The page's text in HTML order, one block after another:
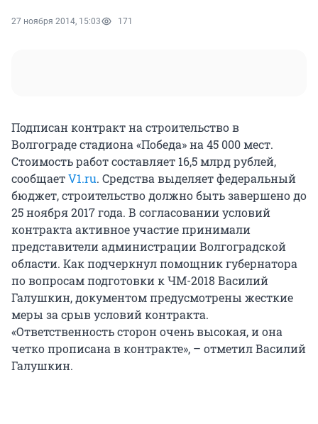
27 ноября 2014, 15:03 171
Подписан контракт на строительство в
Волгограде стадиона «Победа» на 45 000 мест.
Стоимость работ составляет 16,5 млрд рублей,
сообщаетV1.ru. Средства выделяет федеральный
бюджет, строительство должно быть завершено до
25 ноября 2017 года. В согласовании условий
контракта активное участие принимали
представители администрации Волгоградской
области. Как подчеркнул помощник губернатора
по вопросам подготовки к ЧМ-2018 Василий
Галушкин, документом предусмотрены жесткие
меры за срыв условий контракта.
«Ответственность сторон очень высокая, и она
четко прописана в контракте», – отметил Василий
Галушкин.